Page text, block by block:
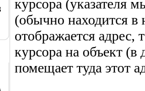
курсора (указателя
(обычно находится в
отображается адрес,
курсора на объект
помещает туда этот